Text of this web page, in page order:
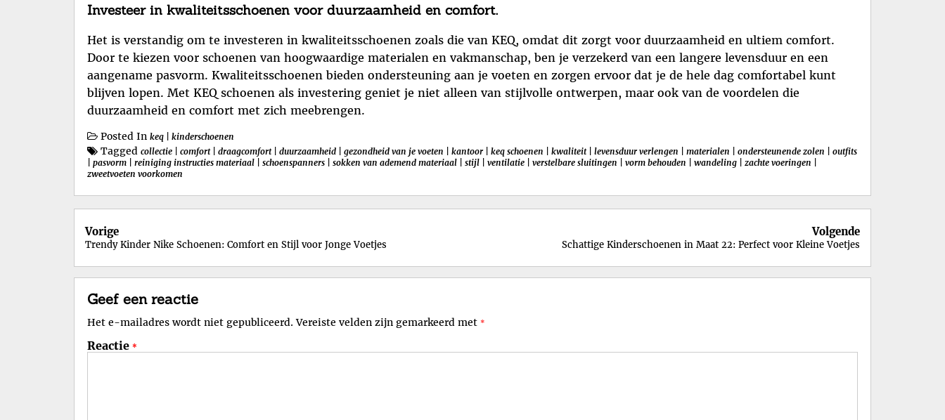
Investeer in kwaliteitsschoenen voor duurzaamheid en comfort.
Het is verstandig om te investeren in kwaliteitsschoenen zoals die van KEQ, omdat dit zorgt voor duurzaamheid en ultiem comfort.
Door te kiezen voor schoenen van hoogwaardige materialen en vakmanschap, ben je verzekerd van een langere levensduur en een
aangename pasvorm. Kwaliteitsschoenen bieden ondersteuning aan je voeten en zorgen ervoor dat je de hele dag comfortabel kunt
blijven lopen. Met KEQ schoenen als investering geniet je niet alleen van stijlvolle ontwerpen, maar ook van de voordelen die
duurzaamheid en comfort met zich meebrengen.
Posted In keq kinderschoenen
Tagged collectie comfort| draagcomfort| duurzaamheid gezondheid van je voeten kantoor keq schoenen kwaliteit| levensduur verlengen materialen ondersteunende zolen
outfits
pasvorm reiniging instructies materiaal schoenspanners sokken van ademend materiaal stijl ventilatie verstelbare sluitingen vorm behouden wandeling zachte voeringen
zweetvoeten voorkomen
Berichtnavigatie
Vorige
Trendy Kinder Nike Schoenen: Comfort en Stijl voor Jonge Voetjes
Volgende
Schattige Kinderschoenen in Maat 22: Perfect voor Kleine Voetjes
Geef een reactie
Het e-mailadres wordt niet gepubliceerd. Vereiste velden zijn gemarkeerd met *
Reactie *